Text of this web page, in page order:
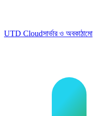
UTD Cloudসার্ভার ও অবকাঠামো